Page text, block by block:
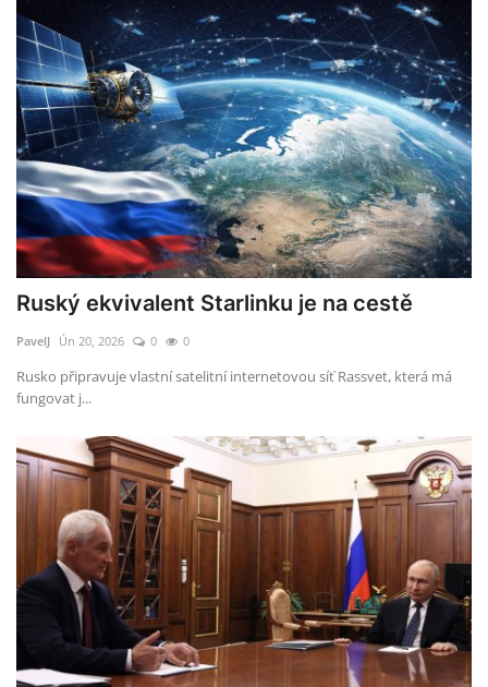
Ruský ekvivalent Starlinku je na cestě
PavelJ Ún 20, 2026 0 0
Rusko připravuje vlastní satelitní internetovou síť Rassvet, která má
fungovat j...